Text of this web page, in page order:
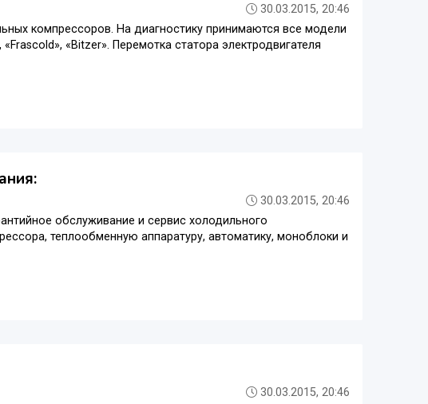
30.03.2015, 20:46
компрессоров. На диагностику принимаются все модели
«Bitzer». Перемотка статора электродвигателя
30.03.2015, 20:46
обслуживание и сервис холодильного
теплообменную аппаратуру, автоматику, моноблоки и
30.03.2015, 20:46